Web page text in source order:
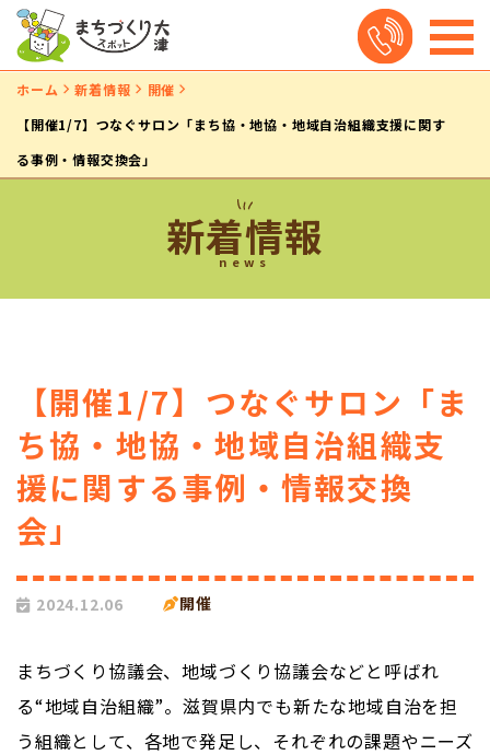
ホーム 新着情報
開催
【開催1/7】つなぐサロン「まち協・地協・地域自治組織支援に関す
る事例・情報交換会」
新着情報
news
【開催1/7】つなぐサロン「ま
ち協・地協・地域自治組織支
援に関する事例・情報交換
会」
2024.12.06 開催
まちづくり協議会、地域づくり協議会などと呼ばれ
る“地域自治組織”。滋賀県内でも新たな地域自治を担
う組織として、各地で発足し、それぞれの課題やニーズ